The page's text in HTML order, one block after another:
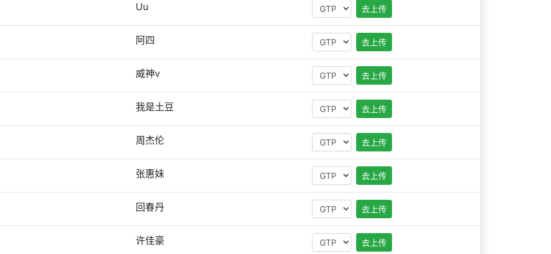
Uu 去上传
阿四 去上传
威神v 去上传
我是土豆 去上传
周杰伦 去上传
张惠妹 去上传
回春丹 去上传
许佳豪 去上传